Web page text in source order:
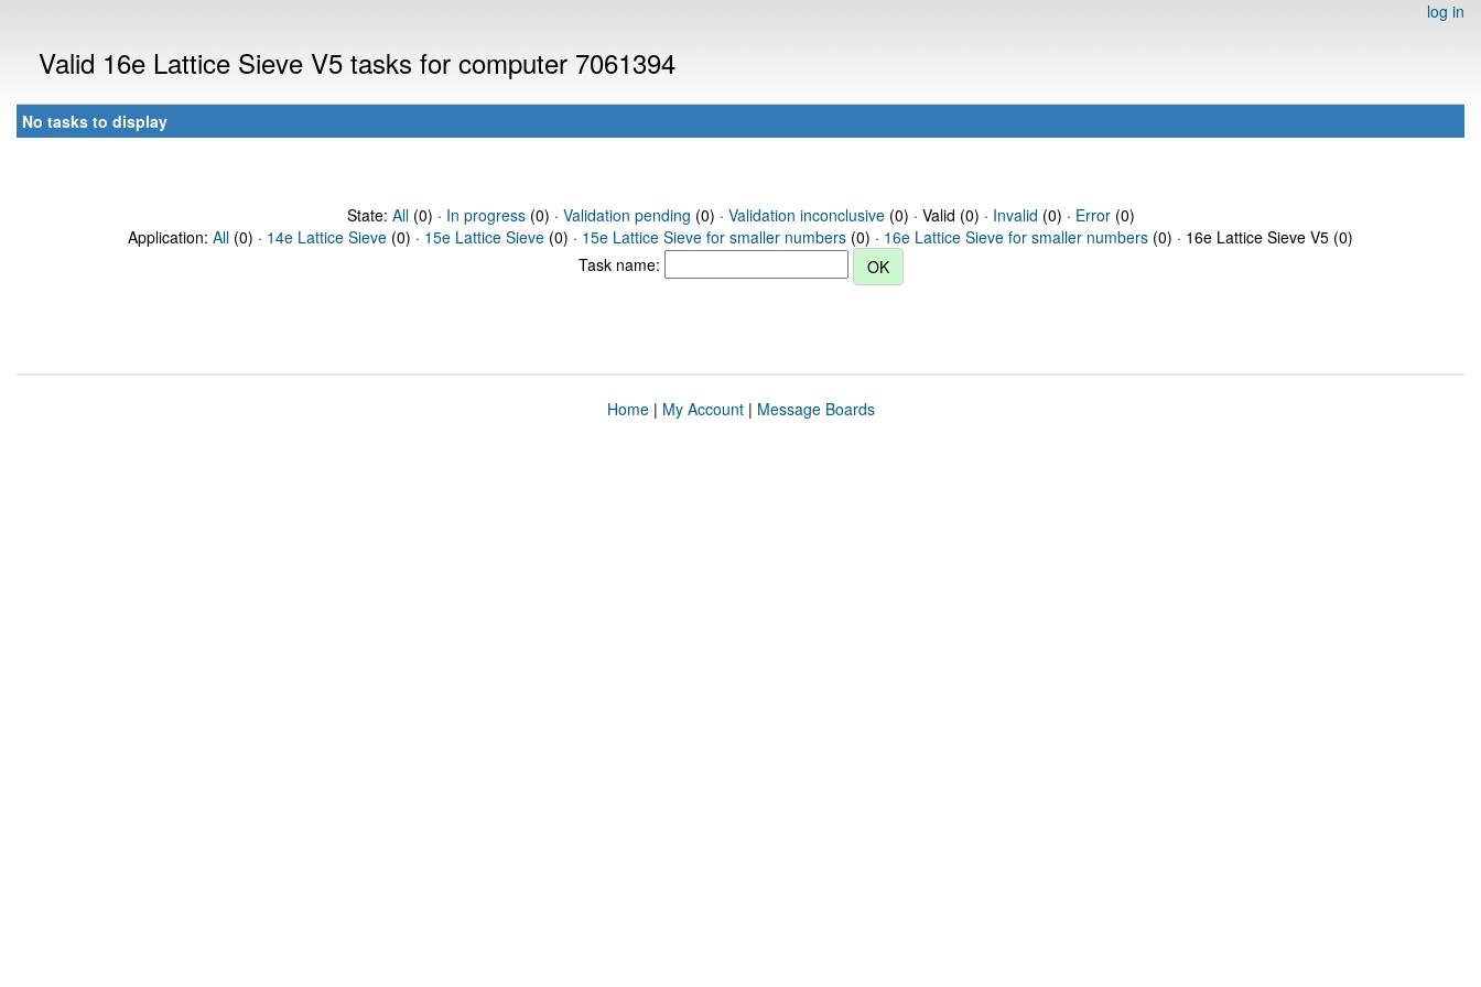
log in
Valid 16e Lattice Sieve V5 tasks for computer 7061394
No tasks to display
State: All(0) · In progress(0) · Validation pending (0) · Validation inconclusive(0) · Valid (0) · Invalid (0) · Error(0)
Application: All (0) · 14e Lattice Sieve (0) · 15e Lattice Sieve (0) · 15e Lattice Sieve for smaller numbers (0) · 16e Lattice Sieve for smaller numbers (0) · 16e Lattice Sieve V5 (0)
Task name:
Home| My Account| Message Boards